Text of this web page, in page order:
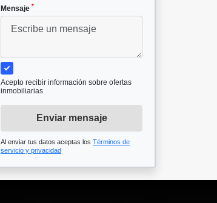
Mensaje *
Acepto recibir información sobre ofertas
inmobiliarias
Enviar mensaje
Al enviar tus datos aceptas los Términos de
servicio y privacidad